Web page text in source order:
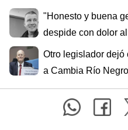
"Honesto y buena
despide con dolor
Otro legislador dejó
a Cambia Río Negro